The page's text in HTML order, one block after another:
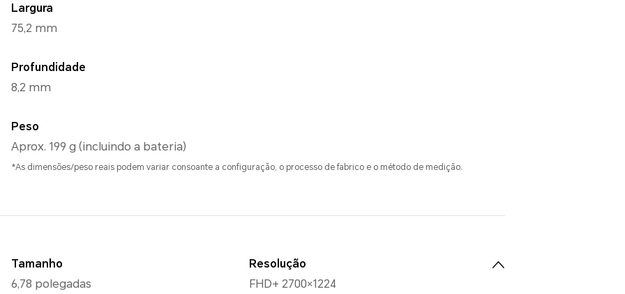
Largura
75,2 mm
Profundidade
8,2 mm
Peso
Aprox. 199 g (incluindo a bateria)
*As dimensões/peso reais podem variar consoante a configuração, o processo de fabrico e o método de medição.
Tamanho
6,78 polegadas
Resolução
FHD+ 2700×1224